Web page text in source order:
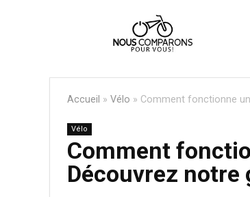
Accueil » Vélo » Comment fonctionne
Vélo
Comment
Découvrez notre